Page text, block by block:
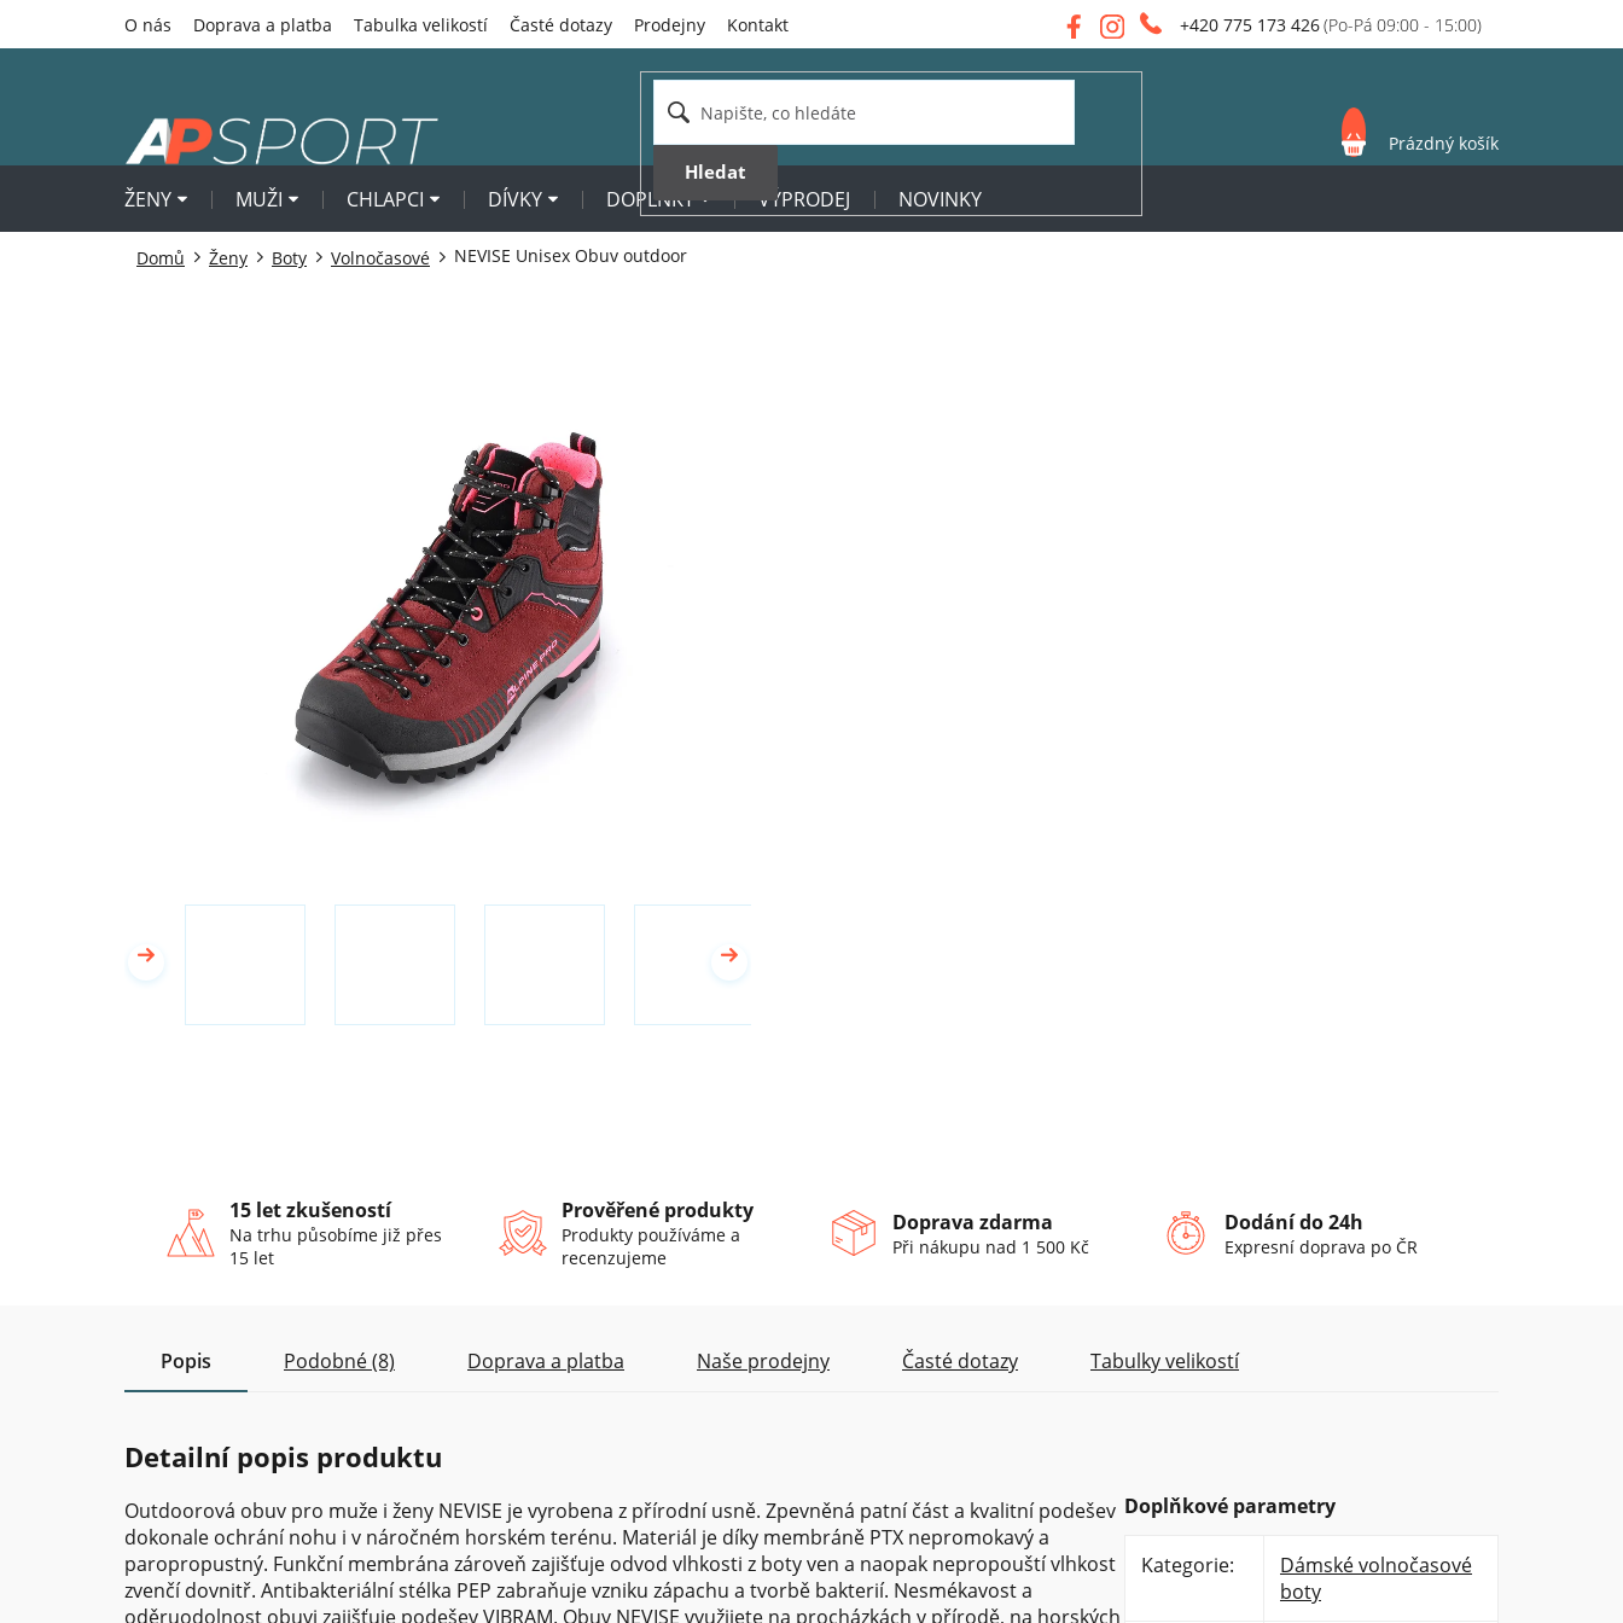
+420 775 173 426
O nás Doprava a platba Tabulka velikostí Časté dotazy Prodejny Kontakt
Hledat
NÁKUPNÍ
KOŠÍK
Prázdný košík
ŽENY MUŽI CHLAPCI DÍVKY DOPLŇKY VÝPRODEJ NOVINKY
Domů Ženy Boty Volnočasové NEVISE Unisex Obuv outdoor
15 let zkušeností
Na trhu působíme již přes
15 let
Prověřené produkty
Produkty používáme a
recenzujeme
Doprava zdarma
Při nákupu nad 1 500 Kč
Dodání do 24h
Expresní doprava po ČR
Popis Podobné (8) Doprava a platba Naše prodejny Časté dotazy Tabulky velikostí
Detailní popis produktu
Outdoorová obuv pro muže i ženy NEVISE je vyrobena z přírodní usně. Zpevněná patní část a kvalitní podešev
dokonale ochrání nohu i v náročném horském terénu. Materiál je díky membráně PTX nepromokavý a
paropropustný. Funkční membrána zároveň zajišťuje odvod vlhkosti z boty ven a naopak nepropouští vlhkost
zvenčí dovnitř. Antibakteriální stélka PEP zabraňuje vzniku zápachu a tvorbě bakterií. Nesmékavost a
oděruodolnost obuvi zajišťuje podešev VIBRAM. Obuv NEVISE využijete na procházkách v přírodě, na horských
Doplňkové parametry
Kategorie:
Dámské volnočasové
boty